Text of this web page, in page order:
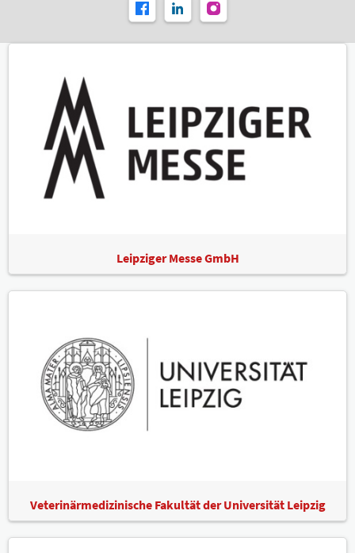
Leipziger Messe GmbH
Veterinärmedizinische Fakultät der Universität Leipzig